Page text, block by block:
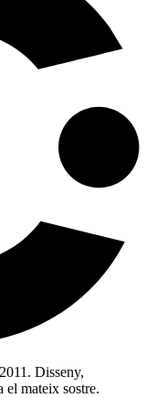
Disseny,
el mateix sostre.